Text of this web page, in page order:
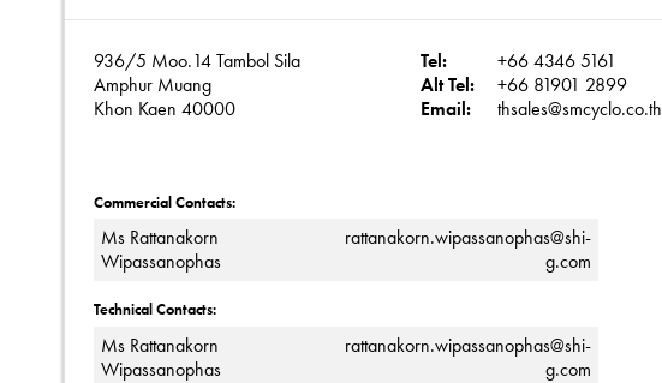
936/5 Moo.14 Tambol Sila
Amphur Muang
Khon Kaen 40000
Tel:
+66 4346 5161
Alt Tel:
+66 81901 2899
Email:
thsales@smcyclo.co.th
Commercial Contacts:
Ms Rattanakorn
Wipassanophas
rattanakorn.wipassanophas@shi-
g.com
Technical Contacts:
Ms Rattanakorn
Wipassanophas
rattanakorn.wipassanophas@shi-
g.com